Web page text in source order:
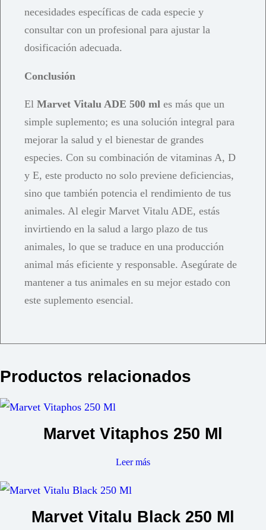
necesidades específicas de cada especie y
consultar con un profesional para ajustar la
dosificación adecuada.
Conclusión
El Marvet Vitalu ADE 500 ml es más que un
simple suplemento; es una solución integral para
mejorar la salud y el bienestar de grandes
especies. Con su combinación de vitaminas A, D
y E, este producto no solo previene deficiencias,
sino que también potencia el rendimiento de tus
animales. Al elegir Marvet Vitalu ADE, estás
invirtiendo en la salud a largo plazo de tus
animales, lo que se traduce en una producción
animal más eficiente y responsable. Asegúrate de
mantener a tus animales en su mejor estado con
este suplemento esencial.
Productos relacionados
Marvet Vitaphos 250 Ml
Leer más
Marvet Vitalu Black 250 Ml